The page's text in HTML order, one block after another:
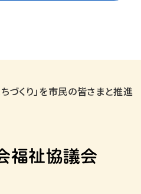
づくり」を市民の皆さまと推進